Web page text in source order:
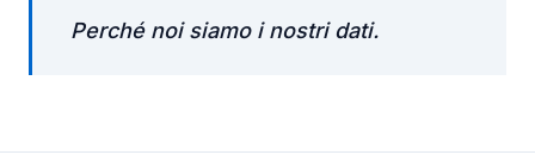
Perché noi siamo i nostri dati.